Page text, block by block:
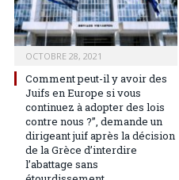
OCTOBRE 28, 2021
Comment peut-il y avoir des
Juifs en Europe si vous
continuez à adopter des lois
contre nous ?”, demande un
dirigeant juif après la décision
de la Grèce d’interdire
l’abattage sans